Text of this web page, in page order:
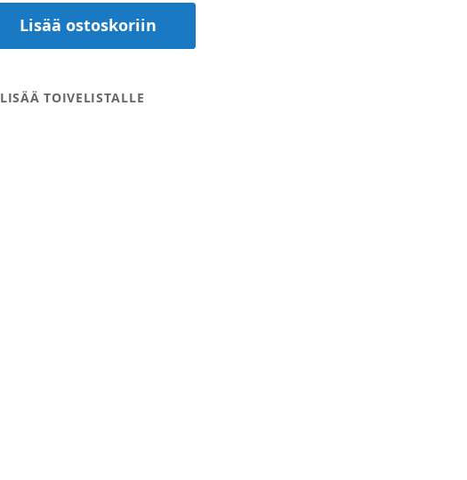
Lisää ostoskoriin
LISÄÄ TOIVELISTALLE